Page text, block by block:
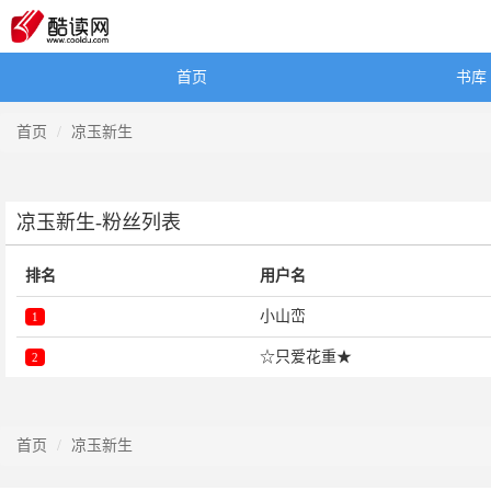
首页 书库
首页 凉玉新生
凉玉新生-粉丝列表
排名 用户名
1 小山峦
2 ☆只爱花重★
首页 凉玉新生